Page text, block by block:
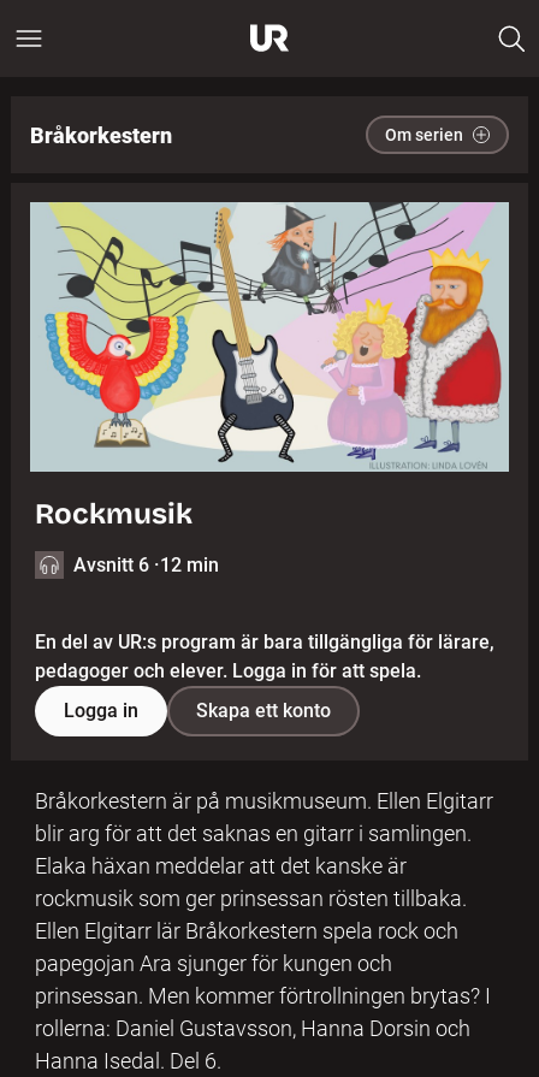
Bråkorkestern Om serien
Rockmusik
Avsnitt 6 ·12 min
En del av UR:s program är bara tillgängliga för lärare,
pedagoger och elever. Logga in för att spela.
Logga in
Skapa ett konto
Bråkorkestern är på musikmuseum. Ellen Elgitarr
blir arg för att det saknas en gitarr i samlingen.
Elaka häxan meddelar att det kanske är
rockmusik som ger prinsessan rösten tillbaka.
Ellen Elgitarr lär Bråkorkestern spela rock och
papegojan Ara sjunger för kungen och
prinsessan. Men kommer förtrollningen brytas? I
rollerna: Daniel Gustavsson, Hanna Dorsin och
Hanna Isedal. Del 6.